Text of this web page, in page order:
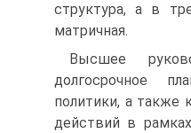
структура, а в
матричная.
Высшее
долгосрочное
политики, а также
действий в